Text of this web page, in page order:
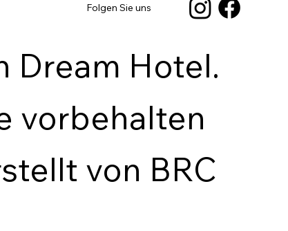
Folgen Sie uns
Dream Hotel.
vorbehalten
von BRC